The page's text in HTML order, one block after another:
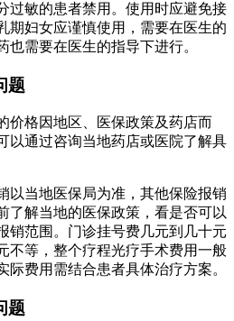
过敏的患者禁用。使用时应避免接
期妇女应谨慎使用，需要在医生的
需要在医生的指导下进行。
题
价格因地区、医保政策及药店而
以通过咨询当地药店或医院了解具
以当地医保局为准，其他保险报销
了解当地的医保政策，看是否可以
销范围。门诊挂号费几元到几十元
不等，整个疗程光疗手术费用一般
际费用需结合患者具体治疗方案。
题